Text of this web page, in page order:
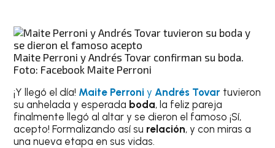
Maite Perroni y Andrés Tovar confirman su boda.
Foto: Facebook Maite Perroni
¡Y llegó el día! Maite Perroni yAndrés Tovar tuvieron
su anhelada y esperada boda, la feliz pareja
finalmente llegó al altar y se dieron el famoso ¡Sí,
acepto! Formalizando así su relación, y con miras a
una nueva etapa en sus vidas.